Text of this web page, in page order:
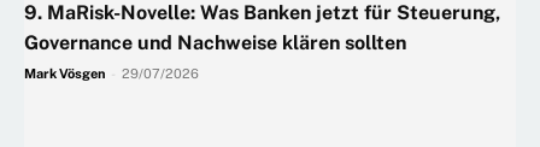
9. MaRisk-Novelle: Was Banken jetzt für Steuerung,
Governance und Nachweise klären sollten
Mark Vösgen 29/07/2026